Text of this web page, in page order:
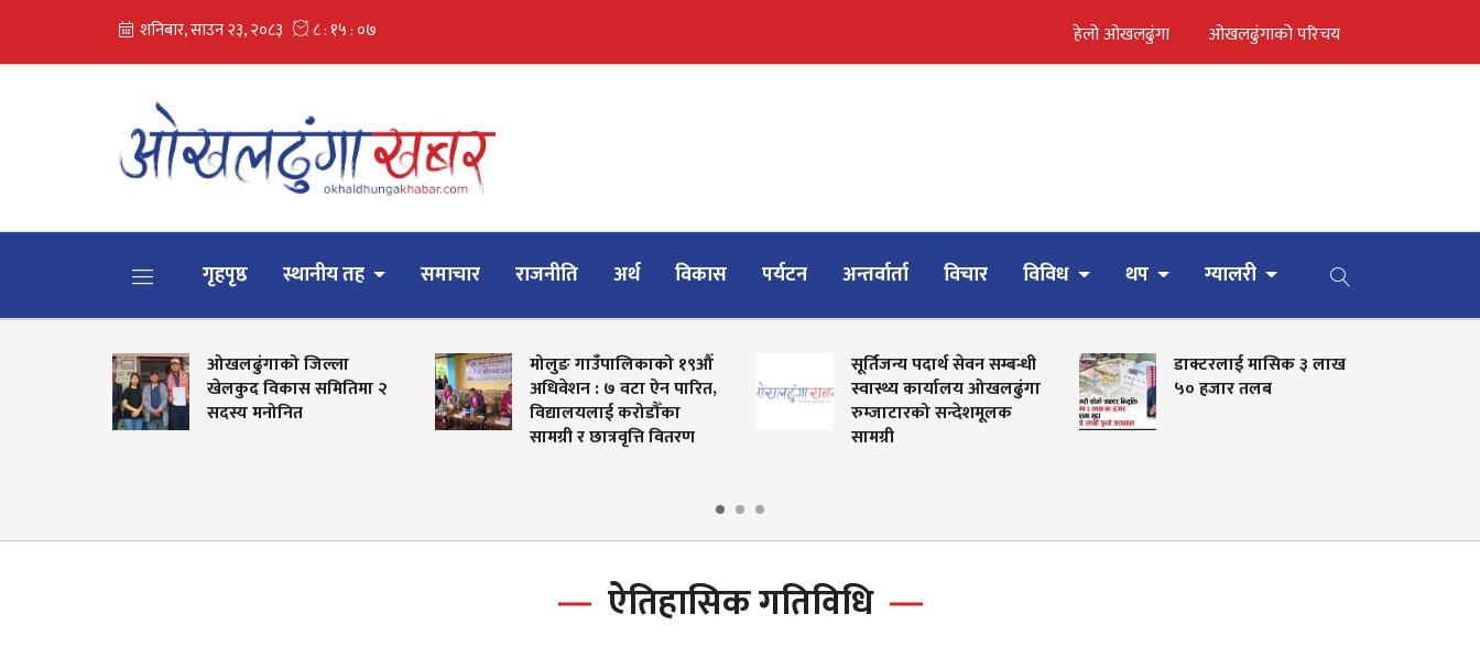
ओखलढुंगाको परिचय
हेलो ओखलढुंगा
गृहपृष्ठ स्थानीय तह समाचार राजनीति अर्थ विकास पर्यटन अन्तर्वार्ता विचार विविध थप ग्यालरी
ओखलढुंगाको जिल्ला
खेलकुद विकास समितिमा २
सदस्य मनोनित
मोलुङ गाउँपालिकाको १९औँ
अधिवेशन : ७ वटा ऐन पारित,
विद्यालयलाई करोडौँका
सामग्री र छात्रवृत्ति वितरण
सूर्तिजन्य पदार्थ सेवन सम्बन्धी
स्वास्थ्य कार्यालय ओखलढुंगा
रुम्जाटारको सन्देशमूलक
सामग्री
डाक्टरलाई मासिक ३ लाख
५० हजार तलब
ऐतिहासिक गतिविधि